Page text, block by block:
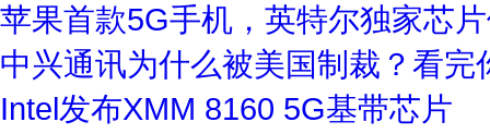
苹果首款5G手机，英特尔独家芯
中兴通讯为什么被美国制裁？看完
Intel发布XMM 8160 5G基带芯片